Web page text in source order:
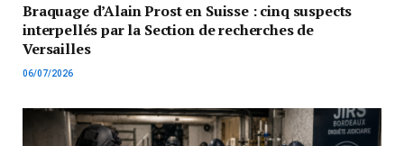
Braquage d’Alain Prost en Suisse : cinq suspects
interpellés par la Section de recherches de
Versailles
06/07/2026